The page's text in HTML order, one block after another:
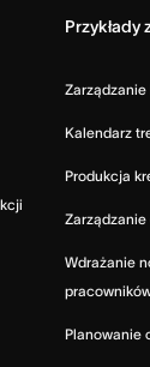
Przykłady
Zarządzanie
Kalendarz
Produkcja
Zarządzanie
Wdrażanie
Planowanie